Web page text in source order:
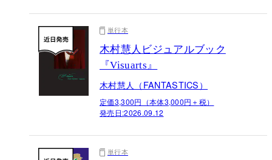
単行本
木村慧人ビジュアルブック
『Visuarts』
木村慧人（FANTASTICS）
定価3,300円（本体3,000円＋税）
発売日:2026.09.12
単行本